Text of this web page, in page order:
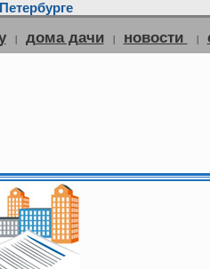
| дома дачи | новости |